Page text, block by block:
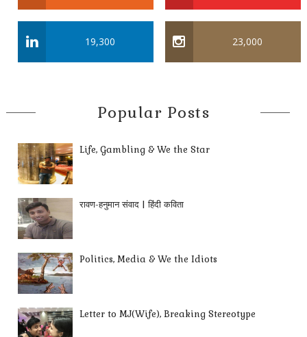
19,300 23,000
Popular Posts
Life, Gambling & We the Star
रावण-हनुमान संवाद | हिंदी कविता
Politics, Media & We the Idiots
Letter to MJ(Wife), Breaking Stereotype